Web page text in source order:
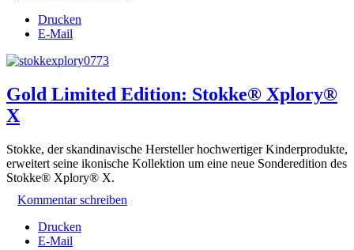
Drucken
E-Mail
Gold Limited Edition: Stokke® Xplory®
X
Stokke, der skandinavische Hersteller hochwertiger Kinderprodukte,
erweitert seine ikonische Kollektion um eine neue Sonderedition des
Stokke® Xplory® X.
Kommentar schreiben
Drucken
E-Mail